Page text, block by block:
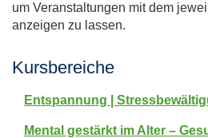
um Veranstaltungen mit dem
anzeigen zu lassen.
Kursbereiche
Entspannung |
Mental gestärkt im Alter –